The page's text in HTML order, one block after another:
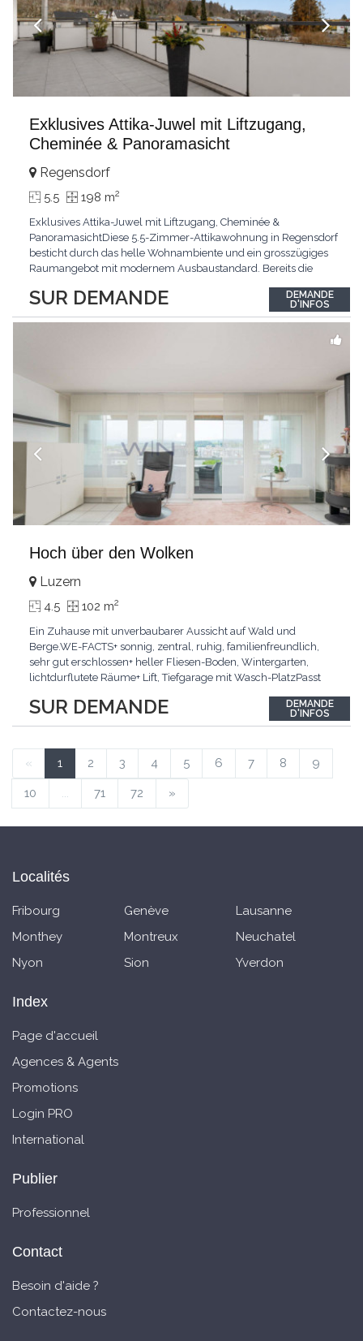
Exklusives Attika-Juwel mit Liftzugang,
Cheminée & Panoramasicht
SUR DEMANDE
Regensdorf
5.5 198 m2
Exklusives Attika-Juwel mit Liftzugang, Cheminée &
PanoramasichtDiese 5.5-Zimmer-Attikawohnung in Regensdorf
besticht durch das helle Wohnambiente und ein grosszügiges
Raumangebot mit modernem Ausbaustandard. Bereits die
Wohnungszugang mit dem Lift führt Sie bequem und diskret
direkt in Ihr neues Zuhause.Das Zentrum der Wohnung bildet
DEMANDE
D'INFOS
Hoch über den Wolken
SUR DEMANDE
Luzern
4.5 102 m2
Ein Zuhause mit unverbaubarer Aussicht auf Wald und
Berge.WE-FACTS+ sonnig, zentral, ruhig, familienfreundlich,
sehr gut erschlossen+ heller Fliesen-Boden, Wintergarten,
lichtdurflutete Räume+ Lift, Tiefgarage mit Wasch-PlatzPasst
Lage.KLARTEXT: Helles Wohnen an ruhiger Lage mit
Wintergarten und bester Anbindung.Interessiert? JETZT
DEMANDE
D'INFOS
« 1 2 3 4 5 6 7 8 9
10 ... 71 72 »
Localités
Fribourg Genève
Lausanne
Monthey
Montreux
Neuchatel
Nyon
Sion Yverdon
Index
Page d'accueil
Agences & Agents
Promotions
Login PRO
International
Publier
Professionnel
Contact
Besoin d'aide ?
Contactez-nous